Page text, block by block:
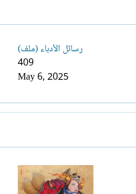
رسائل الأدباء (ملف)
409
May 6, 2025